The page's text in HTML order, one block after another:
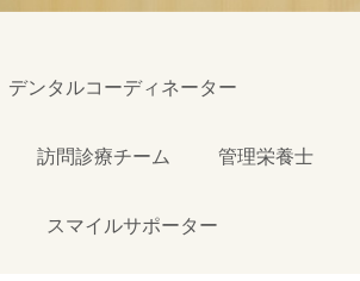
デンタルコーディネーター
訪問診療チーム 管理栄養士
スマイルサポーター